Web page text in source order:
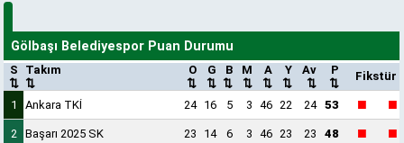
Gölbaşı Belediyespor Puan Durumu
S
⇅
Takım
⇅
O
⇅
G
⇅
B
⇅
M
⇅
A
⇅
Y
⇅
Av
⇅
P
⇅
Fikstür
1 Ankara TKİ 24 16 5 3 46 22 24 53 ■ ■
2 Başarı 2025 SK 23 14 6 3 46 23 23 48 ■ ■